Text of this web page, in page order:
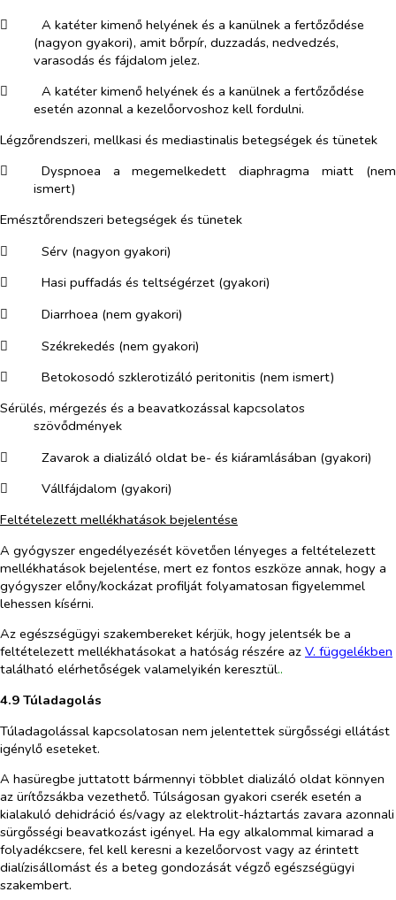
​
A katéter kimenő helyének és a kanülnek a fertőződése
(nagyon gyakori), amit bőrpír, duzzadás, nedvedzés,
varasodás és fájdalom jelez.
​
A katéter kimenő helyének és a kanülnek a fertőződése
esetén azonnal a kezelőorvoshoz kell fordulni.
Légzőrendszeri, mellkasi és mediastinalis betegségek és tünetek
​
Dyspnoea a megemelkedett diaphragma miatt (nem
ismert)
Emésztőrendszeri betegségek és tünetek
​
Sérv (nagyon gyakori)
​
Hasi puffadás és teltségérzet (gyakori)
​
Diarrhoea (nem gyakori)
​
Székrekedés (nem gyakori)
​
Betokosodó szklerotizáló peritonitis (nem ismert)
Sérülés, mérgezés és a beavatkozással kapcsolatos
szövődmények
​
Zavarok a dializáló oldat be- és kiáramlásában (gyakori)
​
Vállfájdalom (gyakori)
Feltételezett mellékhatások bejelentése
A gyógyszer engedélyezését követően lényeges a feltételezett
mellékhatások bejelentése, mert ez fontos eszköze annak, hogy a
gyógyszer előny/kockázat profilját folyamatosan figyelemmel
lehessen kísérni.
Az egészségügyi szakembereket kérjük, hogy jelentsék be a
feltételezett mellékhatásokat a hatóság részére az V. függelékben
található elérhetőségek valamelyikén keresztül..
4.9 Túladagolás
Túladagolással kapcsolatosan nem jelentettek sürgősségi ellátást
igénylő eseteket.
A hasüregbe juttatott bármennyi többlet dializáló oldat könnyen
az ürítőzsákba vezethető. Túlságosan gyakori cserék esetén a
kialakuló dehidráció és/vagy az elektrolit-háztartás zavara azonnali
sürgősségi beavatkozást igényel. Ha egy alkalommal kimarad a
folyadékcsere, fel kell keresni a kezelőorvost vagy az érintett
dialízisállomást és a beteg gondozását végző egészségügyi
szakembert.